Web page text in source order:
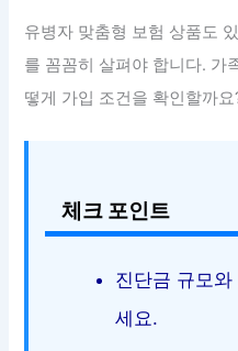
유병자 맞춤형 보험 상품도
를 꼼꼼히 살펴야 합니다. 가
떻게 가입 조건을 확인할까요
체크 포인트
진단금 규모
세요.